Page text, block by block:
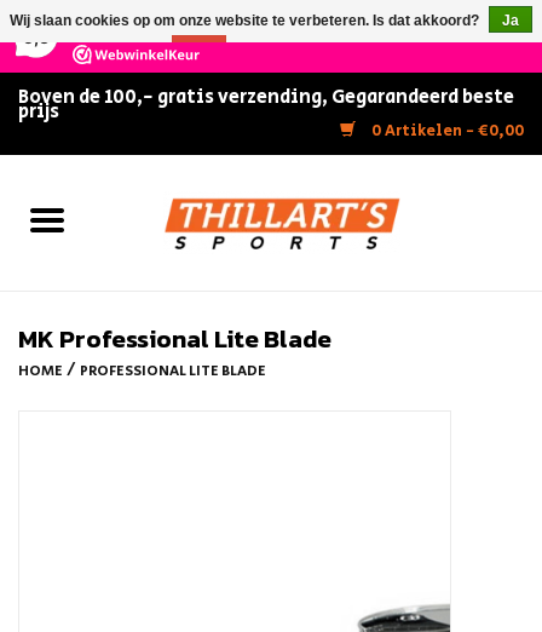
147 Reviews ×
Boven de 100,- gratis verzending, Gegarandeerd beste
prijs
0 Artikelen - €0,00
Home
MK Professional Lite Blade
HOME / PROFESSIONAL LITE BLADE
Wij slaan cookies op om onze website te verbeteren. Is dat akkoord?
Ja
Nee